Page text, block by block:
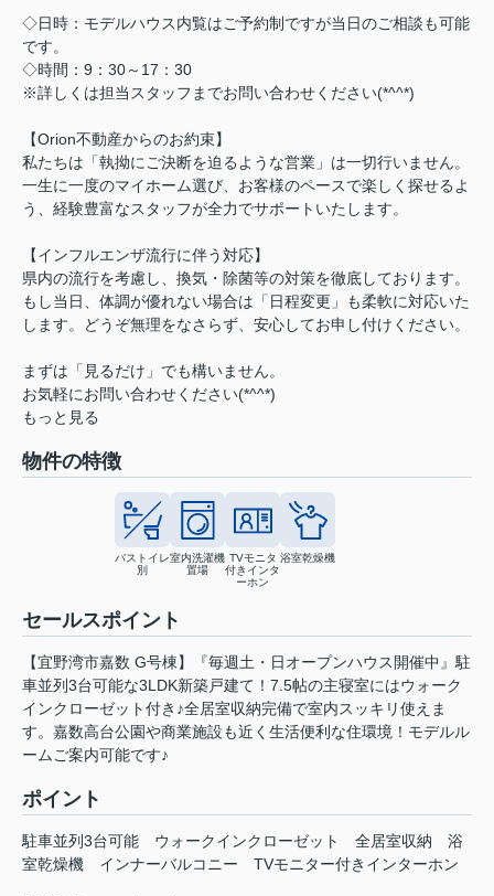
◇日時：モデルハウス内覧はご予約制ですが当日のご相談も可能
です。
◇時間：9：30～17：30
※詳しくは担当スタッフまでお問い合わせください(*^^*)
【Orion不動産からのお約束】
私たちは「執拗にご決断を迫るような営業」は一切行いません。
一生に一度のマイホーム選び、お客様のペースで楽しく探せるよ
う、経験豊富なスタッフが全力でサポートいたします。
【インフルエンザ流行に伴う対応】
県内の流行を考慮し、換気・除菌等の対策を徹底しております。
もし当日、体調が優れない場合は「日程変更」も柔軟に対応いた
します。どうぞ無理をなさらず、安心してお申し付けください。
まずは「見るだけ」でも構いません。
お気軽にお問い合わせください(*^^*)
もっと見る
物件の特徴
バストイレ
別
室内洗濯機
置場
TVモニタ
付きインタ
ーホン
浴室乾燥機
セールスポイント
【宜野湾市嘉数 G号棟】『毎週土・日オープンハウス開催中』駐
車並列3台可能な3LDK新築戸建て！7.5帖の主寝室にはウォーク
インクローゼット付き♪全居室収納完備で室内スッキリ使えま
す。嘉数高台公園や商業施設も近く生活便利な住環境！モデルル
ームご案内可能です♪
ポイント
駐車並列3台可能 ウォークインクローゼット 全居室収納
浴
室乾燥機
インナーバルコニー TVモニター付きインターホン